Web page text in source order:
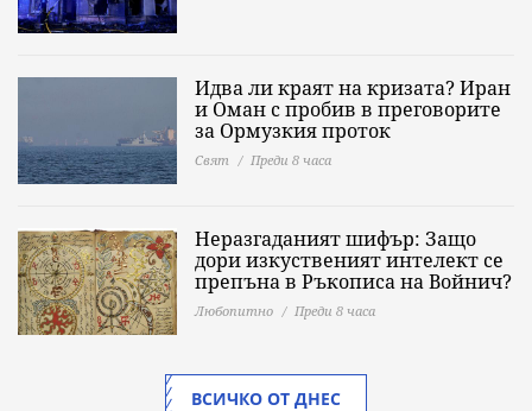
Идва ли краят на кризата? Иран
и Оман с пробив в преговорите
за Ормузкия проток
Свят Преди 8 часа
Неразгаданият шифър: Защо
дори изкуственият интелект се
препъна в Ръкописа на Войнич?
Любопитно Преди 8 часа
ВСИЧКО ОТ ДНЕС